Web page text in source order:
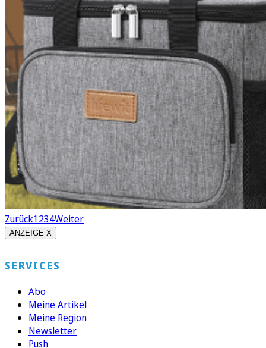
Zurück1234Weiter
ANZEIGE X
SERVICES
Abo
Meine Artikel
Meine Region
Newsletter
Push